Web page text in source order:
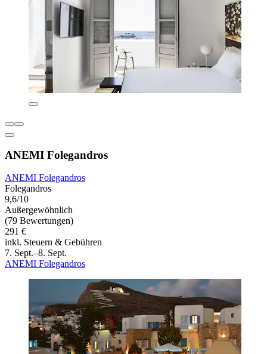
ANEMI Folegandros
ANEMI Folegandros
Folegandros
9,6/10
Außergewöhnlich
(79 Bewertungen)
291 €
inkl. Steuern & Gebühren
7. Sept.–8. Sept.
ANEMI Folegandros